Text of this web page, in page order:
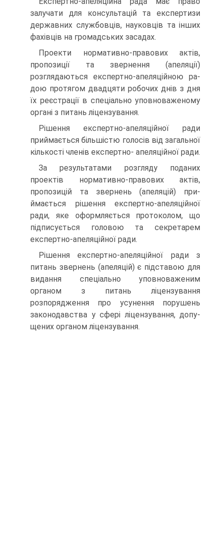
залучати для кон­сультацій та експертизи
державних службовців, науковців та інших
фахівців на громадських засадах.
Проекти нормативно-правових актів,
пропозиції та зве­рнення (апеляції)
розглядаються експертно-апеляційною ра­
дою протягом двадцяти робочих днів з дня
їх реєстрації в спеціально уповноваженому
органі з питань ліцензування.
Рішення експертно-апеляційної ради
приймається біль­шістю голосів від загальної
кількості членів експертно- апеляційної ради.
За результатами розгляду поданих
проектів норматив­но-правових актів,
пропозицій та звернень (апеляцій) при­
ймається рішення експертно-апеляційної
ради, яке оформ­ляється протоколом, що
підписується головою та секретарем
експертно-апеляційної ради.
Рішення експертно-апеляційної ради з
питань звернень (апеляцій) є підставою для
видання спеціально уповноваже­ним
органом з питань ліцензування
розпорядження про усу­нення порушень
законодавства у сфері ліцензування, допу­
щених органом ліцензування.